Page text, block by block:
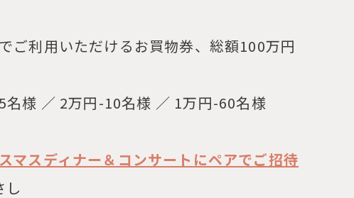
ご利用いただけるお買物券、総額100万円
様 ／ 2万円-10名様 ／ 1万円-60名様
マスディナー＆コンサートにペアでご招待
し